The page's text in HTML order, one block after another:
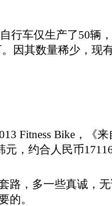
车仅生产了50辆
因其数量稀少，现
Fitness Bike，《
元，约合人民币
，多一些真诚，无
的。